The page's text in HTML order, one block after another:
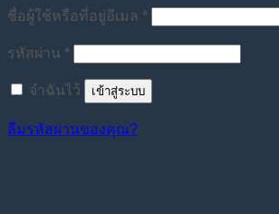
ชื่อผู้ใช้หรือที่อยู่อีเมล *ต้องการ
รหัสผ่าน *ต้องการ
จำฉันไว้ เข้าสู่ระบบ
ลืมรหัสผ่านของคุณ?